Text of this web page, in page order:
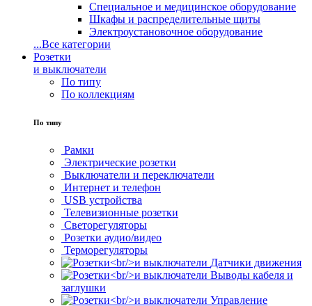
Специальное и медицинское оборудование
Шкафы и распределительные щиты
Электроустановочное оборудование
...Все категории
Розетки
и выключатели
По типу
По коллекциям
По типу
Рамки
Электрические розетки
Выключатели и переключатели
Интернет и телефон
USB устройства
Телевизионные розетки
Светорегуляторы
Розетки аудио/видео
Терморегуляторы
Датчики движения
Выводы кабеля и
заглушки
Управление